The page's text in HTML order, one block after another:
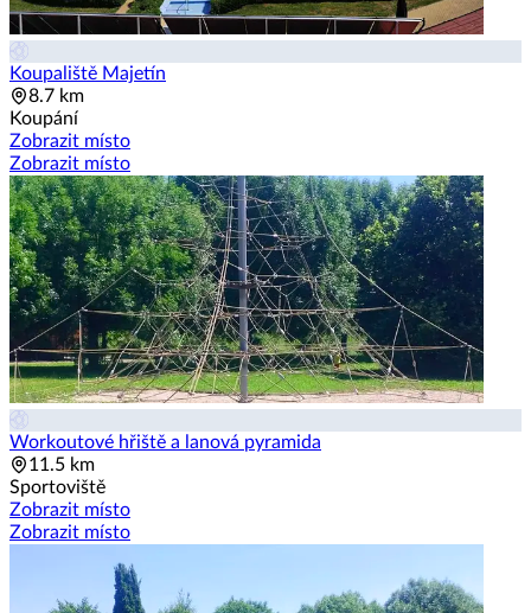
Koupaliště Majetín
8.7 km
Koupání
Zobrazit místo
Zobrazit místo
Workoutové hřiště a lanová pyramida
11.5 km
Sportoviště
Zobrazit místo
Zobrazit místo